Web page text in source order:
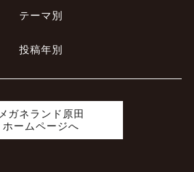
テーマ別
投稿年別
メガネランド原田
ホームページへ